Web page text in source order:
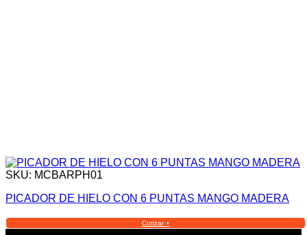
SKU: MCBARPH01
PICADOR DE HIELO CON 6 PUNTAS MANGO MADERA
Cotizar +